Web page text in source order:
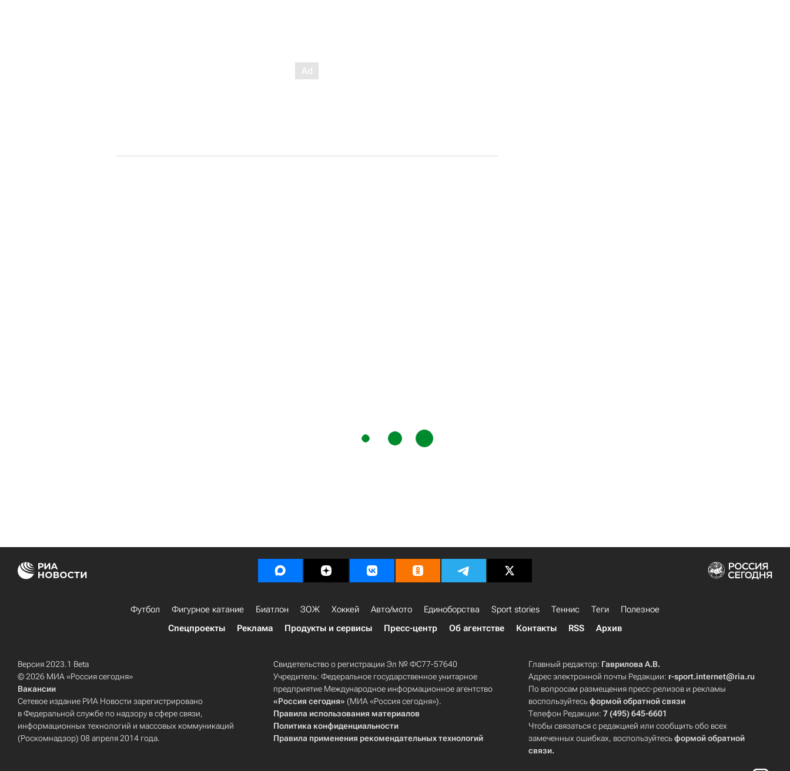
Футбол Фигурное катание Биатлон ЗОЖ Хоккей Авто/мото Единоборства Sport stories Теннис Теги
Полезное
Спецпроекты
Реклама Продукты и сервисы Пресс-центр Об агентстве Контакты RSS Архив
Версия 2023.1 Beta
© 2026 МИА «Россия сегодня»
Вакансии
Сетевое издание РИА Новости зарегистрировано
в Федеральной службе по надзору в сфере связи,
информационных технологий и массовых коммуникаций
(Роскомнадзор) 08 апреля 2014 года.
Свидетельство о регистрации Эл № ФС77-57640
Учредитель: Федеральное государственное унитарное
предприятие Международное информационное агентство
«Россия сегодня» (МИА «Россия сегодня»).
Правила использования материалов
Политика конфиденциальности
Правила применения рекомендательных технологий
Главный редактор: Гаврилова А.В.
Адрес электронной почты Редакции: r-sport.internet@ria.ru
По вопросам размещения пресс-релизов и рекламы
воспользуйтесьформой обратной связи
Телефон Редакции:7 (495) 645-6601
Чтобы связаться с редакцией или сообщить обо всех
замеченных ошибках, воспользуйтесьформой обратной
связи.